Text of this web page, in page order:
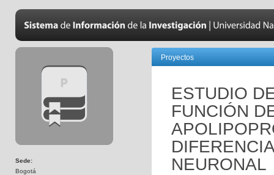
Sede:
Bogotá
Proyectos
ESTUDIO
FUNCIÓN
NEURONAL